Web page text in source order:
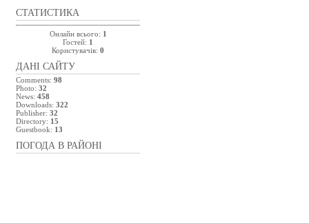
СТАТИСТИКА
Онлайн всього: 1
Гостей: 1
Користувачів: 0
ДАНІ САЙТУ
Comments: 98
Photo: 32
News: 458
Downloads: 322
Publisher: 32
Directory: 15
Guestbook: 13
ПОГОДА В РАЙОНІ